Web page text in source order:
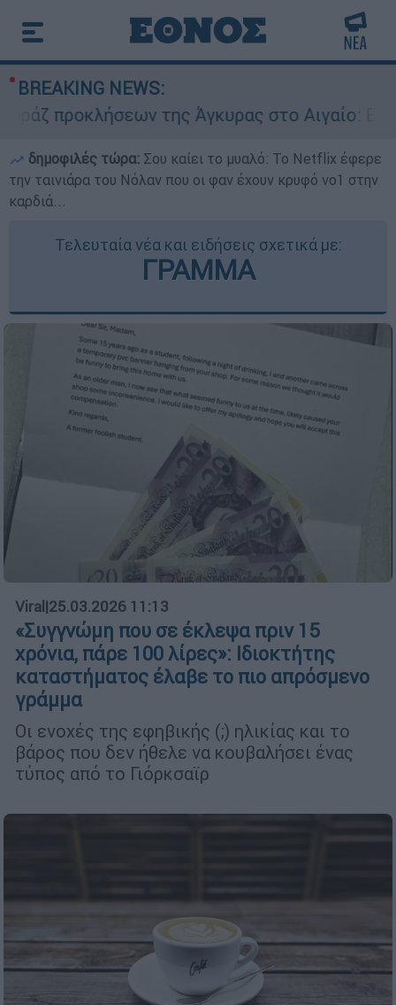
BREAKING NEWS:
της Άγκυρας στο Αιγαίο: Εικονική
δημοφιλές τώρα: Σου καίει το μυαλό: Το Netflix έφερε
την ταινιάρα του Νόλαν που οι φαν έχουν κρυφό νο1 στην
καρδιά...
Τελευταία νέα και ειδήσεις σχετικά με:
ΓΡΑΜΜΑ
Viral |25.03.2026 11:13
«Συγγνώμη που σε έκλεψα πριν 15
χρόνια, πάρε 100 λίρες»: Ιδιοκτήτης
καταστήματος έλαβε το πιο απρόσμενο
γράμμα
Οι ενοχές της εφηβικής (;) ηλικίας και το
βάρος που δεν ήθελε να κουβαλήσει ένας
τύπος από το Γιόρκσαϊρ